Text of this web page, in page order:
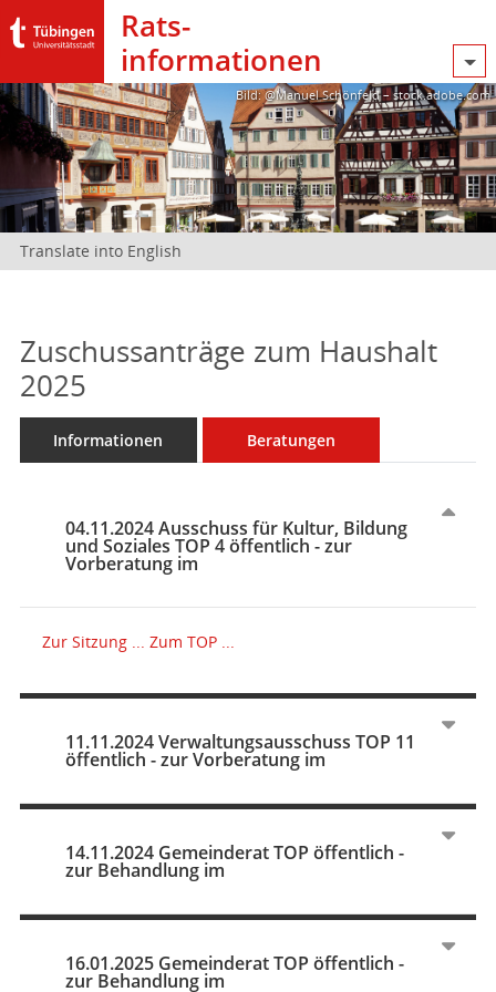
Rats­
informationen
Bild: @Manuel Schönfeld – stock.adobe.com
Translate into English
Zuschussanträge zum Haushalt
2025
Informationen Beratungen
04.11.2024 Ausschuss für Kultur, Bildung
und Soziales TOP 4 öffentlich - zur
Vorberatung im
Zur Sitzung ... Zum TOP ...
11.11.2024 Verwaltungsausschuss TOP 11
öffentlich - zur Vorberatung im
14.11.2024 Gemeinderat TOP öffentlich -
zur Behandlung im
16.01.2025 Gemeinderat TOP öffentlich -
zur Behandlung im